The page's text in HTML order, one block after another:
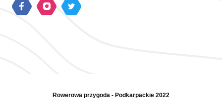
Rowerowa przygoda - Podkarpackie 2022